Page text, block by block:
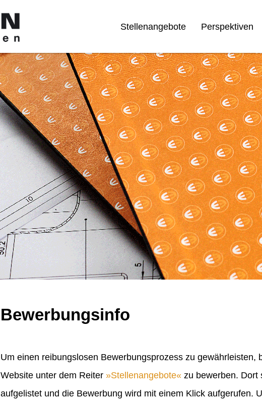
Stellenangebote Perspektiven
Bewerbungsinfo
Um einen reibungslosen Bewerbungsprozess zu gewährleisten,
Website unter dem Reiter
Stellenangebote
zu bewerben. Dort
aufgelistet und die Bewerbung wird mit einem Klick aufgerufen.